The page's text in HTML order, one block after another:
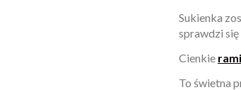
Sukienka
sprawdzi się
Cienkie
To świetna